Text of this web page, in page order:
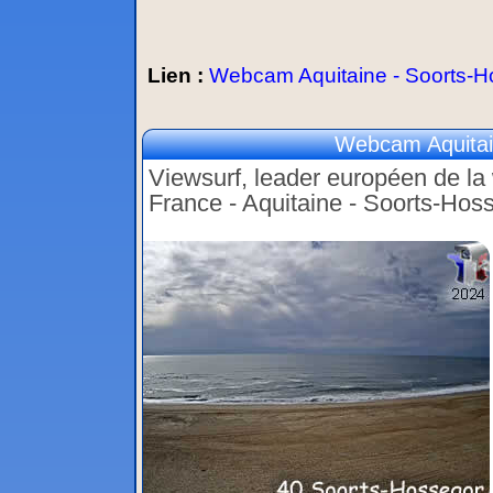
Lien : Webcam Aquitaine - Soorts-
Webcam
Viewsurf, leader européen de
France - Aquitaine - Soorts-